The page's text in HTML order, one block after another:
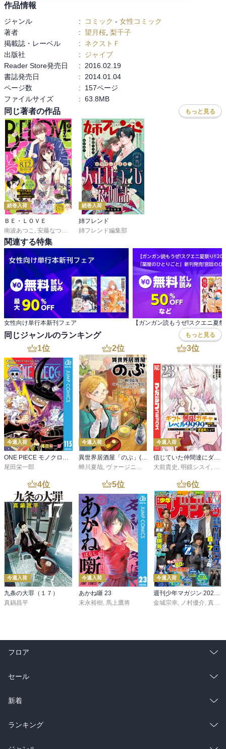
作品情報
ジャンル : コミック - 女性コミック
著者
: 望月桜 梨千子
掲載誌・レーベル
:
ネクストＦ
出版社
:
ジャイブ
Reader Store発売日
:
2016.02.19
書誌発売日
:
2014.01.04
ページ数
:
157ページ
ファイルサイズ
: 63.8MB
同じ著者の作品 もっと見る
続巻入荷
ＢＥ・ＬＯＶＥ
南波あつこ , 安藤なつみ 末次由紀,上田美和,佐久間結衣
続巻入荷
姉フレンド
姉フレンド編集部
関連する特集
女性向け単行本新刊フェア
同じジャンルのランキング もっと見る
1位
今週入荷
尾田栄一郎
2位
今週入荷
蝉川夏哉 ヴァージニア二等兵 ,転
3位
今週入荷
大前貴史 明鏡シスイ
4位
今週入荷
九条の大罪（１７）
真鍋昌平
5位
今週入荷
あかね噺 23
末永裕樹, 馬上鷹将
6位
今週入荷
週刊少年マガジン 2026年36・37号[2026年8月5日発売]
金城宗幸, ノ村優介, 真島ヒロ
フロア
総合
ラノベ
雑誌・グラビア
BL・TL
セール
総合
ラノベ
雑誌・グラビア
新着
総合
ラノベ
ランキング